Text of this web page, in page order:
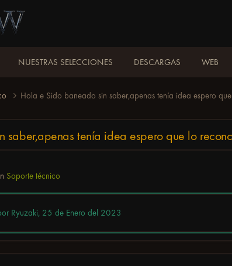
NUESTRAS SELECCIONES DESCARGAS WEB
Hola e Sido baneado sin saber,apenas tenía idea espero
saber,apenas tenía idea espero que lo
Soporte técnico
Ryuzaki, 25 de Enero del 2023